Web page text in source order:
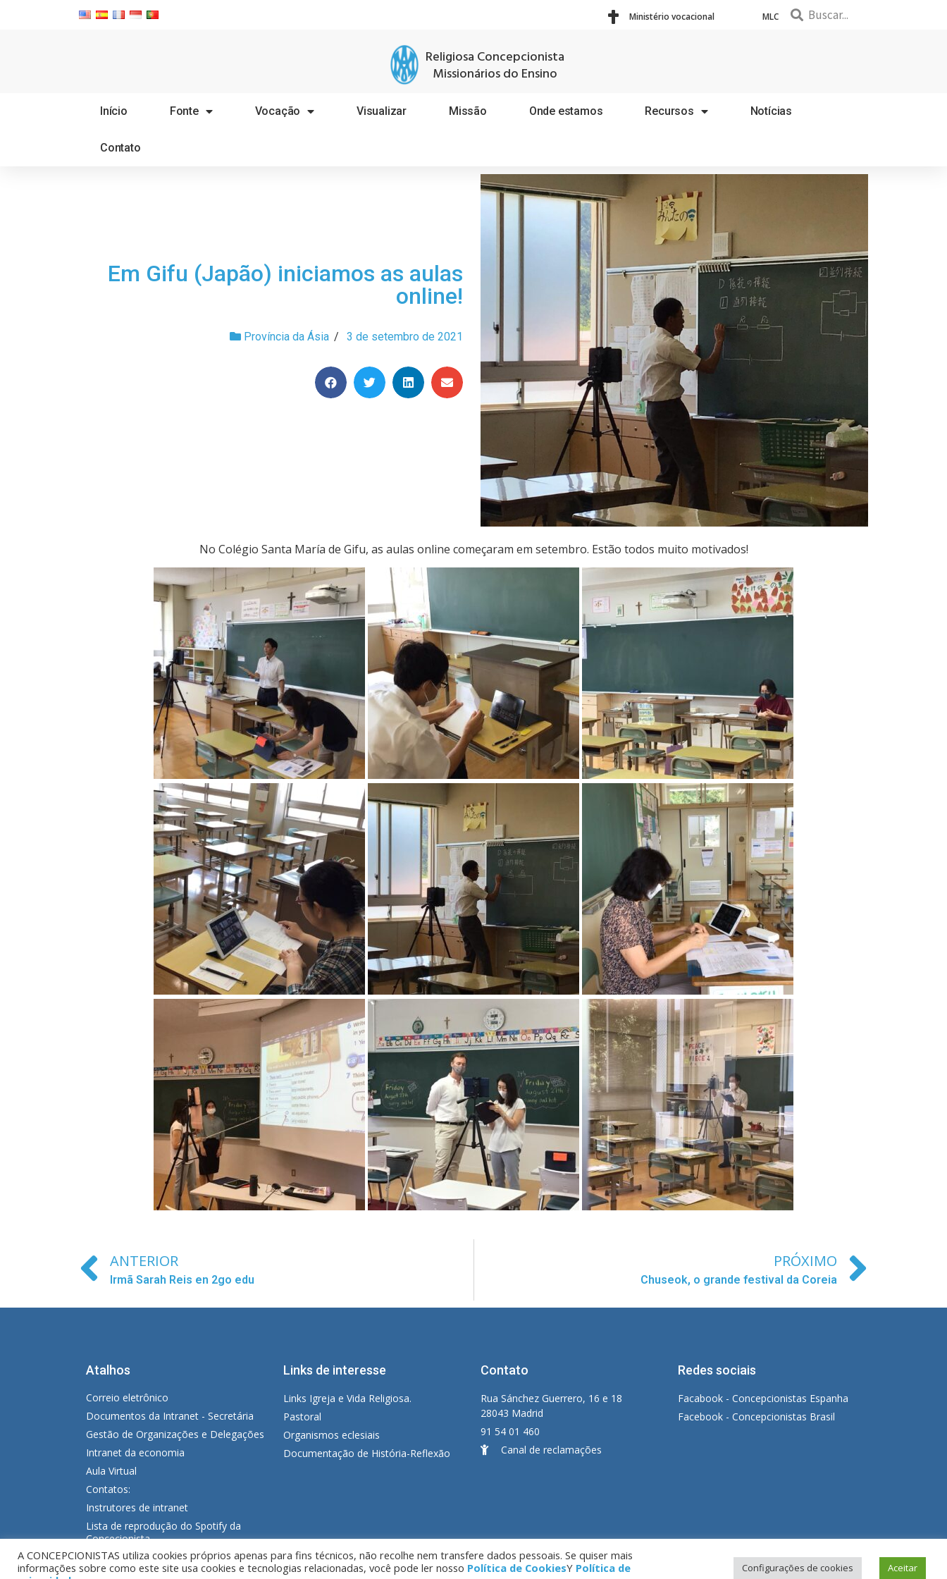
Ministério vocacional MLC
Religiosa Concepcionista
Missionários do Ensino
Início Fonte Vocação Visualizar Missão Onde estamos Recursos Notícias
Contato
Em Gifu (Japão) iniciamos as aulas
online!
Província da Ásia / 3 de setembro de 2021
No Colégio Santa María de Gifu, as aulas online começaram em setembro. Estão todos muito motivados!
ANTERIOR
Irmã Sarah Reis en 2go edu
PRÓXIMO
Chuseok, o grande festival da Coreia
Atalhos
Correio eletrônico
Documentos da Intranet - Secretária
Gestão de Organizações e Delegações
Intranet da economia
Aula Virtual
Contatos:
Instrutores de intranet
Lista de reprodução do Spotify da
Concecionista
Links de interesse
Links Igreja e Vida Religiosa.
Pastoral
Organismos eclesiais
Documentação de História-Reflexão
Contato
Rua Sánchez Guerrero, 16 e 18
28043 Madrid
91 54 01 460
Canal de reclamações
Redes sociais
Facabook - Concepcionistas Espanha
Facebook - Concepcionistas Brasil
© Copyright MM. Concepcionistas. Desenvolvido por LC. S.L. Aviso Legal| Política de privacidade|Política de Cookies
A CONCEPCIONISTAS utiliza cookies próprios apenas para fins técnicos, não recolhe nem transfere dados pessoais. Se quiser mais
informações sobre como este site usa cookies e tecnologias relacionadas, você pode ler nosso Política de CookiesY Política de
Configurações de cookies Aceitar